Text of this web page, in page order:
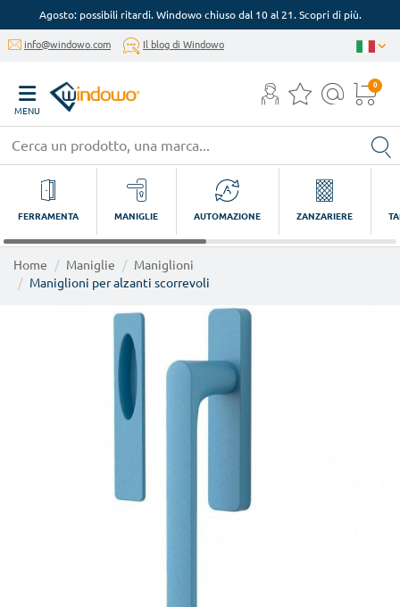
Agosto: possibili ritardi. Windowo chiuso dal 10 al 21. Scopri di più.
info@windowo.com Il blog di Windowo
MENU
0
FERRAMENTA MANIGLIE AUTOMAZIONE ZANZARIERE
Home Maniglie
Maniglioni
Maniglioni per alzanti scorrevoli